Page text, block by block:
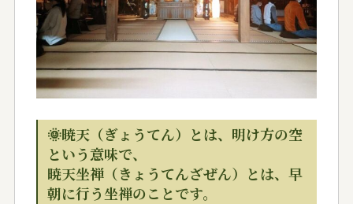
🌞暁天（ぎょうてん）とは、明け方の空
という意味で、
暁天坐禅（きょうてんざぜん）とは、早
朝に行う坐禅のことです。